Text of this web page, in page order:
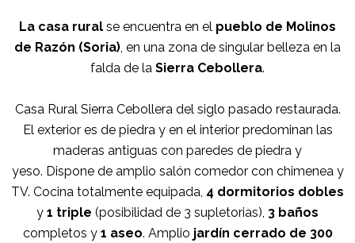
La casa rural se encuentra en el pueblo de Molinos
de Razón (Soria), en una zona de singular belleza en la
falda de la Sierra Cebollera.
Casa Rural Sierra Cebollera del siglo pasado restaurada.
El exterior es de piedra y en el interior predominan las
maderas antiguas con paredes de piedra y
yeso. Dispone de amplio salón comedor con chimenea y
TV. Cocina totalmente equipada, 4 dormitorios dobles
y 1 triple (posibilidad de 3 supletorias), 3 baños
completos y 1 aseo. Amplio jardín cerrado de 300